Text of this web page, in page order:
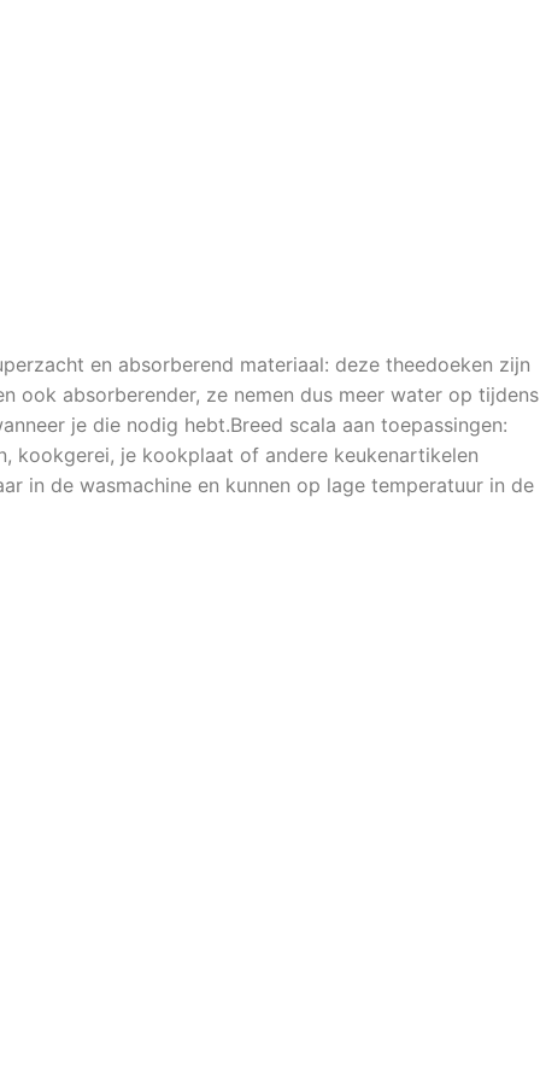
en absorberend materiaal: deze theedoeken zijn
ook absorberender, ze nemen dus meer water op tijdens
je die nodig hebt.Breed scala aan toepassingen:
kookgerei, je kookplaat of andere keukenartikelen
in de wasmachine en kunnen op lage temperatuur in de